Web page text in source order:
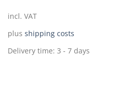
incl. VAT
plus shipping costs
Delivery time: 3 - 7 days